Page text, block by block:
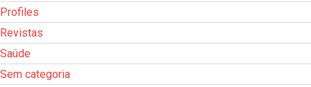
Profiles
Revistas
Saúde
Sem categoria